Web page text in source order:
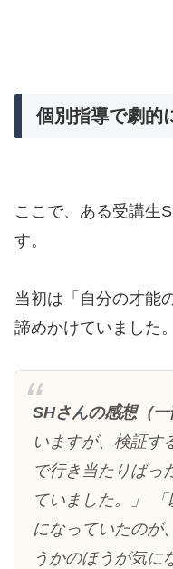
個別指導で劇的
ここで、ある受講生
す。
当初は「自分の才能
諦めかけていました。
SHさんの感想（一
いますが、検証す
で行き当たりばっ
ていました。」
になっていたのが
うかのほうが気に